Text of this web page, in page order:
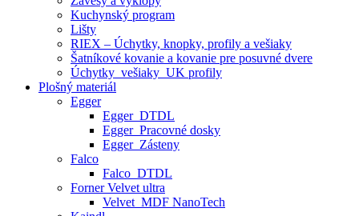
Kuchynský program
Lišty
RIEX – Úchytky, knopky, profily a vešiaky
Šatníkové kovanie a kovanie pre posuvné dvere
Úchytky_vešiaky_UK profily
Plošný materiál
Egger
Egger_DTDL
Egger_Pracovné dosky
Egger_Zásteny
Falco
Falco_DTDL
Forner Velvet ultra
Velvet_MDF NanoTech